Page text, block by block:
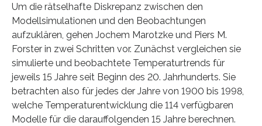
Um die rätselhafte Diskrepanz zwischen den
Modellsimulationen und den Beobachtungen
aufzuklären, gehen Jochem Marotzke und Piers M.
Forster in zwei Schritten vor. Zunächst vergleichen sie
simulierte und beobachtete Temperaturtrends für
jeweils 15 Jahre seit Beginn des 20. Jahrhunderts. Sie
betrachten also für jedes der Jahre von 1900 bis 1998,
welche Temperaturentwicklung die 114 verfügbaren
Modelle für die darauffolgenden 15 Jahre berechnen.